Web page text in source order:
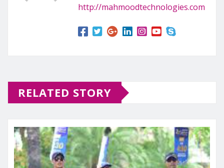
http://mahmoodtechnologies.com
RELATED STORY